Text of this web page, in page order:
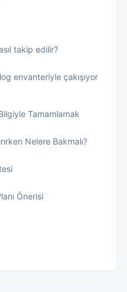
takip edilir?
envanteriyle çakışıyor
Tamamlamak
Nelere Bakmalı?
Önerisi